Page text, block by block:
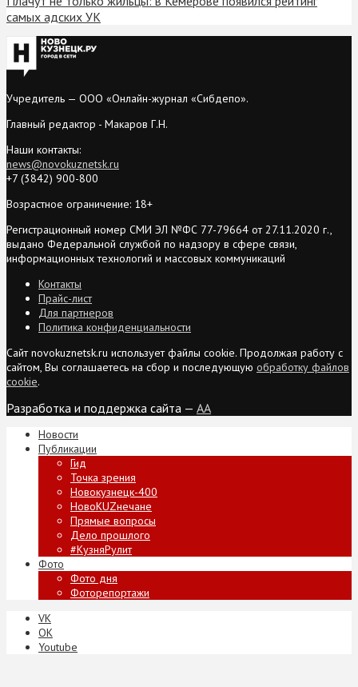
самых адских УК
Учредитель — ООО «Онлайн-журнал «Сибдепо».
Главный редактор - Макаров Г.Н.
Наши контакты:
news@novokuznetsk.ru
+7 (3842) 900-800
Возрастное ограничение: 18+
Регистрационный номер СМИ ЭЛ №ФС 77-79664 от 27.11.2020 г.,
выдано Федеральной службой по надзору в сфере связи,
информационных технологий и массовых коммуникаций
Контакты
Прайс-лист
Для партнеров
Политика конфиденциальности
Сайт novokuznetsk.ru использует файлы cookie. Продолжая работу с
сайтом, Вы соглашаетесь на сбор и последующую обработку файлов
cookie.
Разработка и поддержка сайта — AA
Новости
Публикации
Гид
Точка зрения
Новокузнецк-400
НовоKUZнечане
Прямые вопросы
Дело прошлого
#КузняРулит
Фото
Фото дня
Фоторепортажи
VK
ОК
Youtube